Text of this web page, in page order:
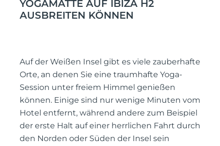
YOGAMATTE AUF IBIZA H2
AUSBREITEN KÖNNEN
Auf der Weißen Insel gibt es viele zauberhafte
Orte, an denen Sie eine traumhafte Yoga-
Session unter freiem Himmel genießen
können. Einige sind nur wenige Minuten vom
Hotel entfernt, während andere zum Beispiel
der erste Halt auf einer herrlichen Fahrt durch
den Norden oder Süden der Insel sein